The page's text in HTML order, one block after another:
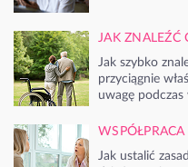
JAK ZNALEŹĆ
Jak szybko
przyciągnie
uwagę
WSPÓŁPRACA
Jak ustalić